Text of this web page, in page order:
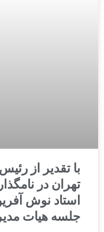
با تقدیر از
تهران در
استاد نوش
جلسه هیات